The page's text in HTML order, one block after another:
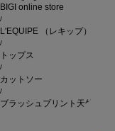
BIGI online store
/
L'EQUIPE （レキップ）
/
トップス
/
カットソー
/
ブラッシュプリント天竺カッ